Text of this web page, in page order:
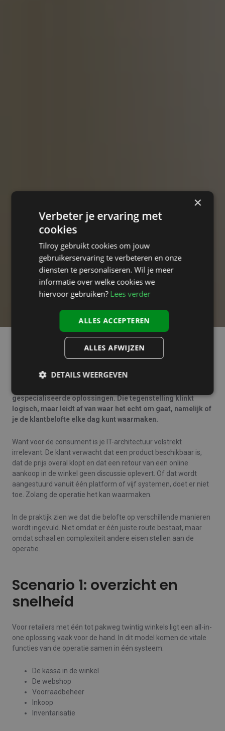
Retail groeit niet op papier, maar in winkels en operaties. En
over IT-architectuur als een ideologische keuze wordt
gespecialiseerde oplossingen. Die tegenstelling klinkt
logisch, maar leidt af van waar het echt om gaat, namelijk of
je de klantbelofte elke dag kunt waarmaken.
Want voor de consument is je IT-architectuur volstrekt
irrelevant. De klant verwacht dat een product beschikbaar is,
dat de prijs overal klopt en dat een retour van een online
aankoop in de winkel geen discussie oplevert. Of dat wordt
aangestuurd vanuit één platform of vijf systemen, doet er niet
toe. Zolang de operatie het kan waarmaken.
In de praktijk zien we dat die belofte op verschillende manieren
wordt ingevuld. Niet omdat er één juiste route bestaat, maar
omdat schaal en complexiteit andere eisen stellen aan de
operatie.
Scenario 1: overzicht en
snelheid
Voor retailers met één tot pakweg twintig winkels ligt een all-in-
one oplossing vaak voor de hand. In dit model komen de vitale
functies van de operatie samen in één systeem:
De kassa in de winkel
De webshop
Voorraadbeheer
Inkoop
Inventarisatie
×
Verbeter je ervaring met
cookies
Tilroy gebruikt cookies om jouw
gebruikerservaring te verbeteren en onze
diensten te personaliseren. Wil je meer
informatie over welke cookies we
hiervoor gebruiken? Lees verder
ALLES ACCEPTEREN
ALLES AFWIJZEN
DETAILS WEERGEVEN